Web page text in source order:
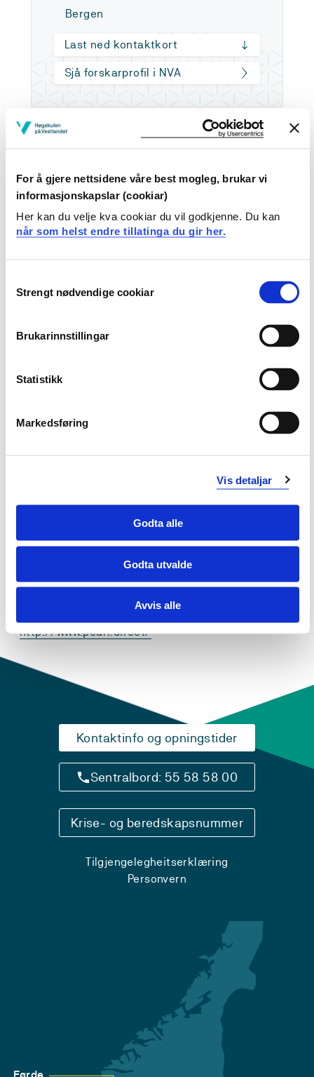
For å gjere nettsidene våre best mogleg, brukar vi
informasjonskapslar (cookiar)
Her kan du velje kva cookiar du vil godkjenne. Du kan
når som helst endre tillatinga du gir her.
Selection
Strengt nødvendige cookiar
Brukarinnstillingar
Statistikk
Markedsføring
Vis detaljar
Godta alle
Godta utvalde
Avvis alle
Bergen
Last ned kontaktkort
Sjå forskarprofil i NVA
Arbeids- og kompetanseområde
Klinisk master barnesykepleie
Langtidsutfall etter ekstrem prematur fødsel;
livskvalitet, mental helse og smerte
Smertevurdering av nyfødte - verktøy
Forskargrupper
http://www.pearl.direct/
Kontaktinfo og opningstider
Sentralbord: 55 58 58 00
Krise- og beredskapsnummer
Tilgjengelegheitserklæring
Personvern
Førde